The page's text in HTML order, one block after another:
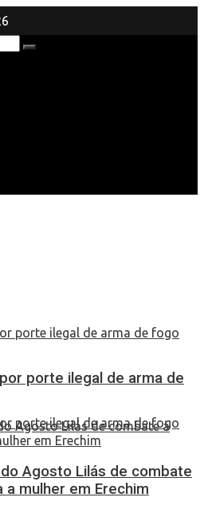
porte ilegal de arma de
Agosto Lilás de combate
a mulher em Erechim